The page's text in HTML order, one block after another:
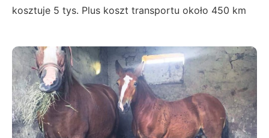
kosztuje 5 tys. Plus koszt transportu około 450 km